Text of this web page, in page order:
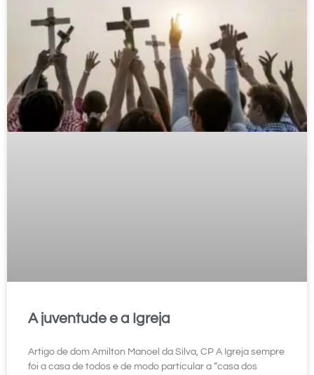
A juventude e a Igreja
Artigo de dom Amilton Manoel da Silva, CP A Igreja sempre
foi a casa de todos e de modo particular a “casa dos